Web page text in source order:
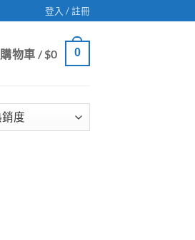
登入 / 註冊
購物車 /$0 0